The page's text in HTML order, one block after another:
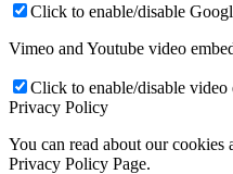
Click to enable/disable
Vimeo and Youtube video
Click to enable/disable video
Privacy Policy
You can read about our
Privacy Policy Page.